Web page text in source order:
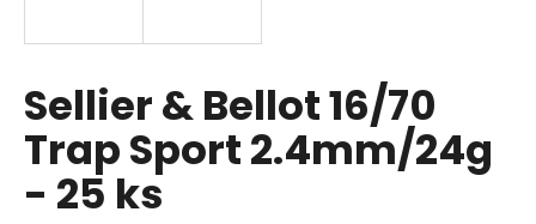
Sellier & Bellot 16/70
Trap Sport 2.4mm/24g
- 25 ks
s
ť
?